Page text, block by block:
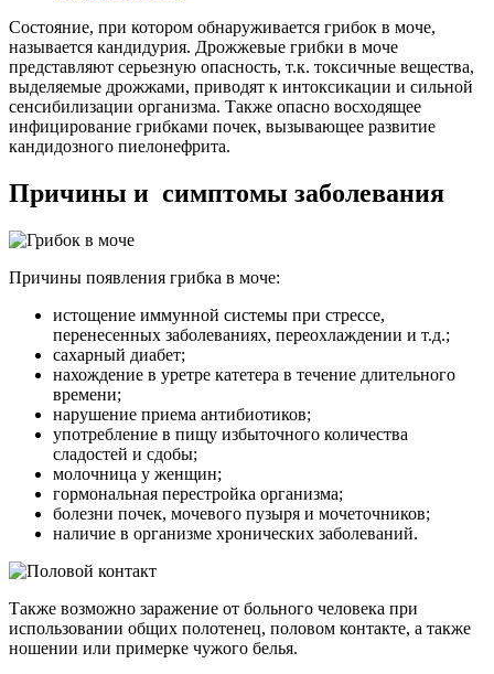
Состояние, при котором обнаруживается грибок в моче,
называется кандидурия. Дрожжевые грибки в моче
представляют серьезную опасность, т.к. токсичные вещества,
выделяемые дрожжами, приводят к интоксикации и сильной
сенсибилизации организма. Также опасно восходящее
инфицирование грибками почек, вызывающее развитие
кандидозного пиелонефрита.
Причины и симптомы заболевания
Причины появления грибка в моче:
истощение иммунной системы при стрессе,
перенесенных заболеваниях, переохлаждении и т.д.;
сахарный диабет;
нахождение в уретре катетера в течение длительного
времени;
нарушение приема антибиотиков;
употребление в пищу избыточного количества
сладостей и сдобы;
молочница у женщин;
гормональная перестройка организма;
болезни почек, мочевого пузыря и мочеточников;
наличие в организме хронических заболеваний.
Также возможно заражение от больного человека при
использовании общих полотенец, половом контакте, а также
ношении или примерке чужого белья.